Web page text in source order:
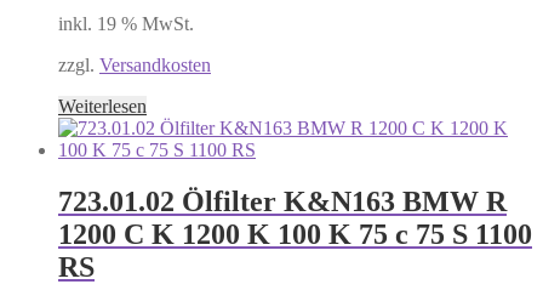
inkl. 19 % MwSt.
zzgl. Versandkosten
Weiterlesen
723.01.02 Ölfilter K&N163 BMW R
1200 C K 1200 K 100 K 75 c 75 S 1100
RS